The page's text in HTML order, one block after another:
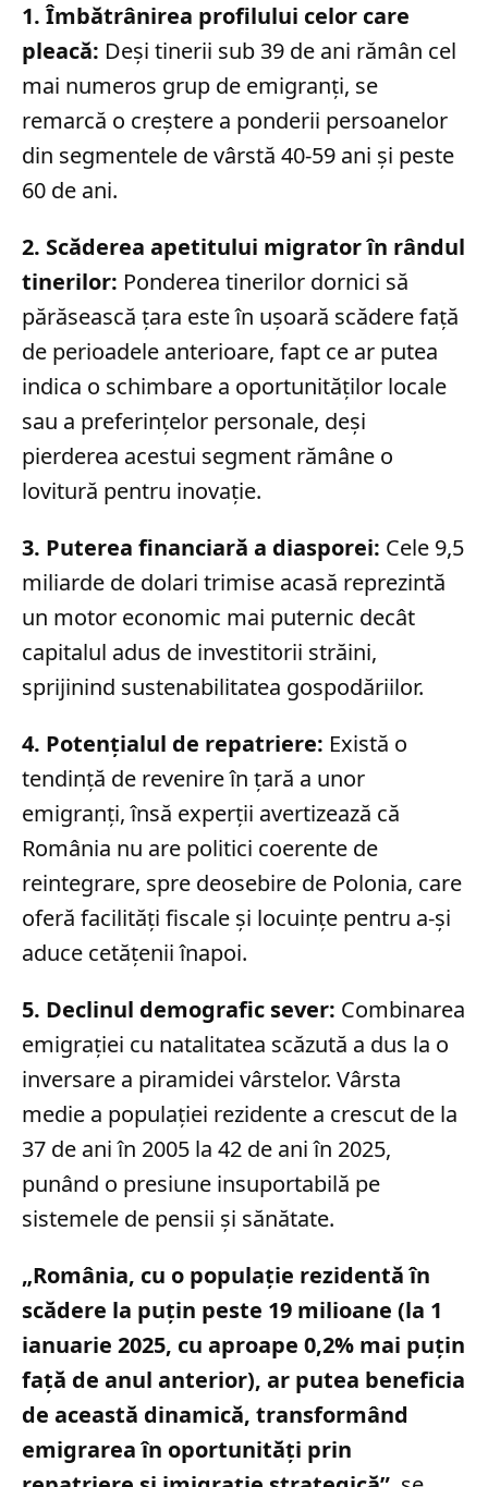
1. Îmbătrânirea profilului celor care
pleacă: Deși tinerii sub 39 de ani rămân cel
mai numeros grup de emigranți, se
remarcă o creștere a ponderii persoanelor
din segmentele de vârstă 40-59 ani și peste
60 de ani.
2. Scăderea apetitului migrator în rândul
tinerilor: Ponderea tinerilor dornici să
părăsească țara este în ușoară scădere față
de perioadele anterioare, fapt ce ar putea
indica o schimbare a oportunităților locale
sau a preferințelor personale, deși
pierderea acestui segment rămâne o
lovitură pentru inovație.
3. Puterea financiară a diasporei: Cele 9,5
miliarde de dolari trimise acasă reprezintă
un motor economic mai puternic decât
capitalul adus de investitorii străini,
sprijinind sustenabilitatea gospodăriilor.
4. Potențialul de repatriere: Există o
tendință de revenire în țară a unor
emigranți, însă experții avertizează că
România nu are politici coerente de
reintegrare, spre deosebire de Polonia, care
oferă facilități fiscale și locuințe pentru a-și
aduce cetățenii înapoi.
5. Declinul demografic sever: Combinarea
emigrației cu natalitatea scăzută a dus la o
inversare a piramidei vârstelor. Vârsta
medie a populației rezidente a crescut de la
37 de ani în 2005 la 42 de ani în 2025,
punând o presiune insuportabilă pe
sistemele de pensii și sănătate.
„România, cu o populație rezidentă în
scădere la puțin peste 19 milioane (la 1
ianuarie 2025, cu aproape 0,2% mai puțin
față de anul anterior), ar putea beneficia
de această dinamică, transformând
emigrarea în oportunități prin